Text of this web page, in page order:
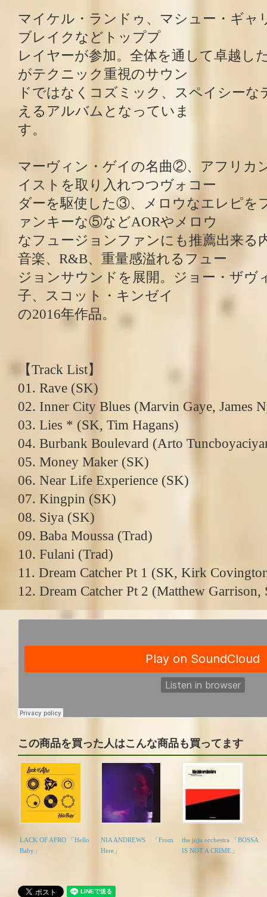
マイケル・ランドゥ、マシュー・ギャ
ブレイクなどトッププ
レイヤーが参加。全体を通して卓越し
がテクニック重視のサウン
ドではなくコズミック、スペイシーな
えるアルバムとなっていま
す。
マーヴィン・ゲイの名曲②、アフリカ
イストを取り入れつつヴォコー
ダーを駆使した③、メロウなエレピを
ァンキーな⑤などAORやメロウ
なフュージョンファンにも推薦出来る
音楽、R&B、重量感溢れるフュー
ジョンサウンドを展開。ジョー・ザヴ
子、スコット・キンゼイ
の2016年作品。
【Track List】
01. Rave (SK)
02. Inner City Blues (Marvin Gaye, James
03. Lies * (SK, Tim Hagans)
04. Burbank Boulevard (Arto
05. Money Maker (SK)
06. Near Life Experience (SK)
07. Kingpin (SK)
08. Siya (SK)
09. Baba Moussa (Trad)
10. Fulani (Trad)
11. Dream Catcher Pt 1 (SK, Kirk
12. Dream Catcher Pt 2 (Matthew Garrison,
この商品を買った人はこんな商品も買ってます
LACK OF AFRO 「Hello
Baby」
NIA ANDREWS 「From
Here」
the juju orchestra 「BOSSA
IS NOT A CRIME」